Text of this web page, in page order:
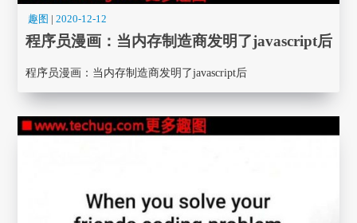
趣图 |2020-12-12
程序员漫画： 当内存制造商发明了javascript后
程序员漫画： 当内存制造商发明了javascript后